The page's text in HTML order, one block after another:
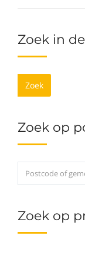
Zoek in
Zoek
Zoek op
Zoek op